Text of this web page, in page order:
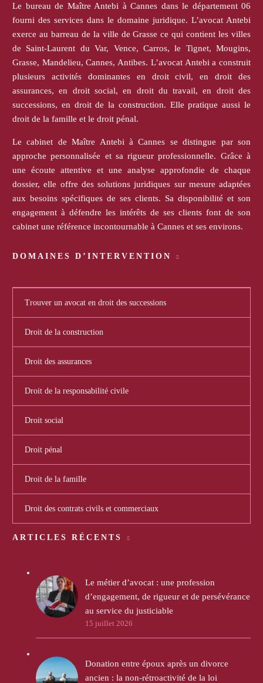
Le bureau de Maître Antebi à Cannes dans le département 06
fourni des services dans le domaine juridique. L’avocat Antebi
exerce au barreau de la ville de Grasse ce qui contient les villes
de Saint-Laurent du Var, Vence, Carros, le Tignet, Mougins,
Grasse, Mandelieu, Cannes, Antibes. L’avocat Antebi a construit
plusieurs activités dominantes en droit civil, en droit des
assurances, en droit social, en droit du travail, en droit des
successions, en droit de la construction. Elle pratique aussi le
droit de la famille et le droit pénal.
Le cabinet de Maître Antebi à Cannes se distingue par son
approche personnalisée et sa rigueur professionnelle. Grâce à
une écoute attentive et une analyse approfondie de chaque
dossier, elle offre des solutions juridiques sur mesure adaptées
aux besoins spécifiques de ses clients. Sa disponibilité et son
engagement à défendre les intérêts de ses clients font de son
cabinet une référence incontournable à Cannes et ses environs.
DOMAINES D’INTERVENTION
Trouver un avocat en droit des successions
Droit de la construction
Droit des assurances
Droit de la responsabilité civile
Droit social
Droit pénal
Droit de la famille
Droit des contrats civils et commerciaux
ARTICLES RÉCENTS
Le métier d’avocat : une profession
d’engagement, de rigueur et de persévérance
au service du justiciable
15 juillet 2026
Donation entre époux après un divorce
ancien : la non-rétroactivité de la loi